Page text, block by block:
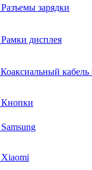
Разъемы зарядки
Рамки дисплея
Коаксиальный
Кнопки
Samsung
Xiaomi